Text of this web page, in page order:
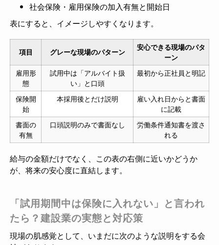
社会保険・雇用保険の加入有無と開始日
表にすると、イメージしやすくなります。
項目 グレーな現場のパターン
安心できる現場のパタ
ーン
雇用形
態
試用中は「アルバイト扱
い」と口頭
最初から正社員と明記
保険開
始
本採用後とだけ説明
雇い入れ日からと書面
に記載
書面の
有無
口頭説明のみで書面なし
労働条件通知書を渡さ
れる
給与の金額だけでなく、この表の右側に近いかどうか
が、将来の安心度に直結します。
「試用期間中は保険に入れない」と言われ
たら？建設業の実態と対応策
現場の肌感覚として、いまだに次のような説明をする会